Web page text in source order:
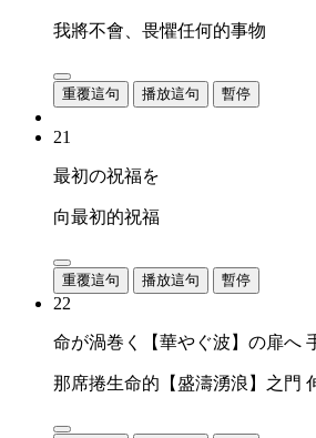
我將不會、畏懼任何的事物
重覆這句 播放這句 暫停
21
最初の祝福を
向最初的祝福
重覆這句 播放這句 暫停
22
命が渦巻く【華やぐ波】の扉へ
那席捲生命的【盛濤湧浪】之門